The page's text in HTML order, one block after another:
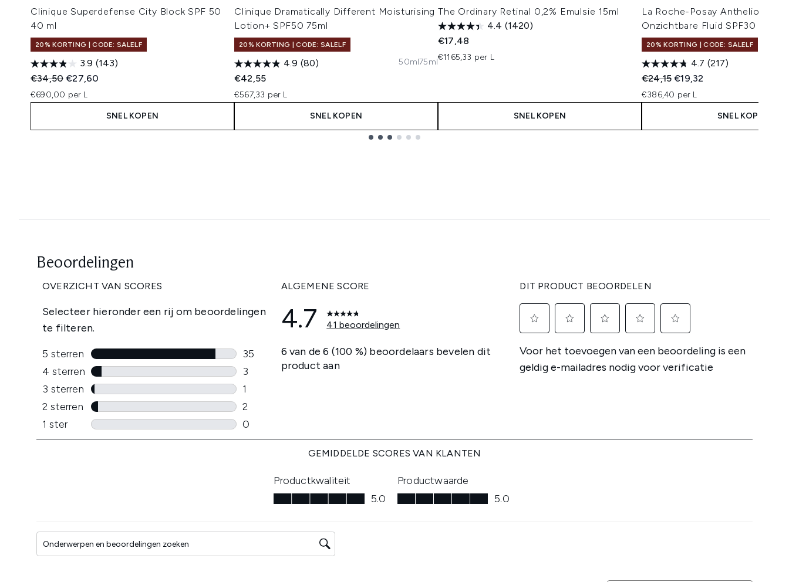
Clinique Superdefense City Block SPF 50
40 ml
20% KORTING | CODE: SALELF
3.9 (143)
Recommended Retail Price:
€34,50Huidige prijs:
€27,60
€690,00 per L
SNEL KOPEN
Clinique Dramatically Different Moisturising
Lotion+ SPF50 75ml
20% KORTING | CODE: SALELF
4.9 (80)
€42,55
€567,33 per L
50ml75ml
SNEL KOPEN
The Ordinary Retinal 0,2% Emulsie 15ml
4.4 (1420)
€17,48
€1165,33 per L
SNEL KOPEN
La Roche-Posay Anthelios
Onzichtbare Fluid SPF30 50 ml
20% KORTING | CODE: SALELF
4.7 (217)
Recommended Retail Price:
€24,15Huidige prijs:
€19,32
€386,40 per L
SNEL KOPEN